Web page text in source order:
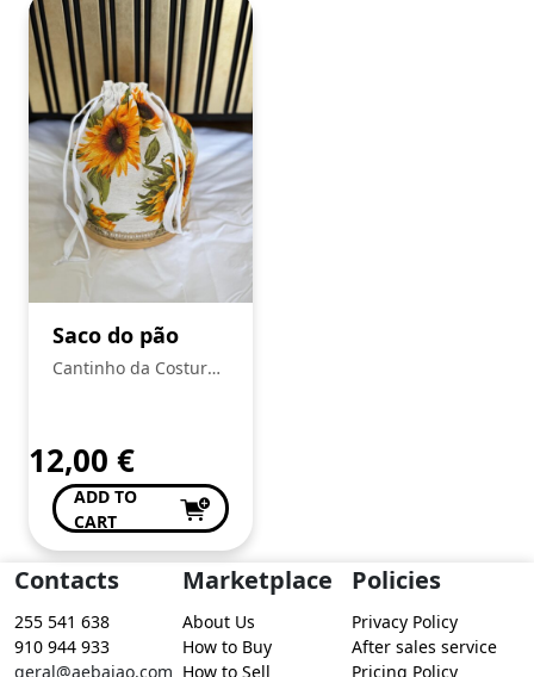
Saco do pão
Cantinho da Costura
12,00 €
ADD TO
CART
Contacts
255 541 638
910 944 933
geral@aebaiao.com
Marketplace
About Us
How to Buy
How to Sell
Policies
Privacy Policy
After sales service
Pricing Policy